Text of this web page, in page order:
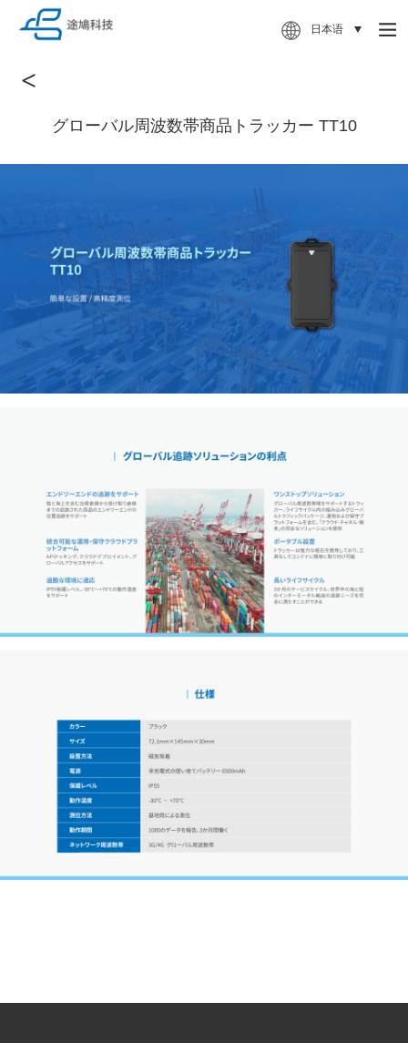
日本语
<
グローバル周波数帯商品トラッカー TT10